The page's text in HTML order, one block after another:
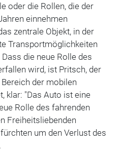
oder die Rollen, die der
einnehmen
zentrale Objekt, in der
Transportmöglichkeiten
die neue Rolle des
wird, ist Pritsch, der
der mobilen
klar: "Das Auto ist eine
Rolle des fahrenden
Freiheitsliebenden
um den Verlust des